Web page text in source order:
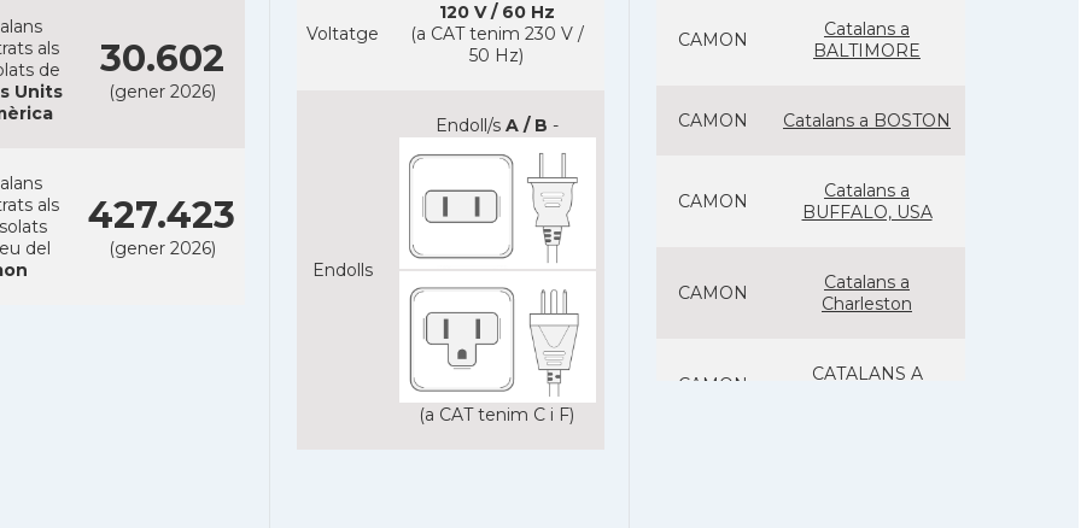
als
de
Units
30.602
(gener 2026)
als
del
427.423
(gener 2026)
Voltatge
120 V / 60 Hz
(a CAT tenim 230 V /
50 Hz)
Endolls
Endoll/s A / B -
(a CAT tenim C i F)
CAMON
Catalans a
BALTIMORE
CAMON Catalans a BOSTON
CAMON
Catalans a
BUFFALO, USA
CAMON
Catalans a
Charleston
CAMON
CATALANS A